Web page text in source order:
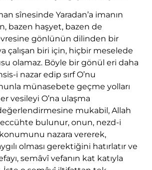
sînesinde Yaradan’a imanın
bazen haşyet, bazen de
gönlünün dilinden bir
çalışan biri için, hiçbir meselede
olamaz. Böyle bir gönül eri daha
i nazar edip sırf O’nu
münasebete geçme yolları
vesileyi O’na ulaşma
mukabil, Allah
bulunur, onun, nezd-i
nazara vererek,
olması gerektiğini hatırlatır ve
semâvî vefanın kat katıyla